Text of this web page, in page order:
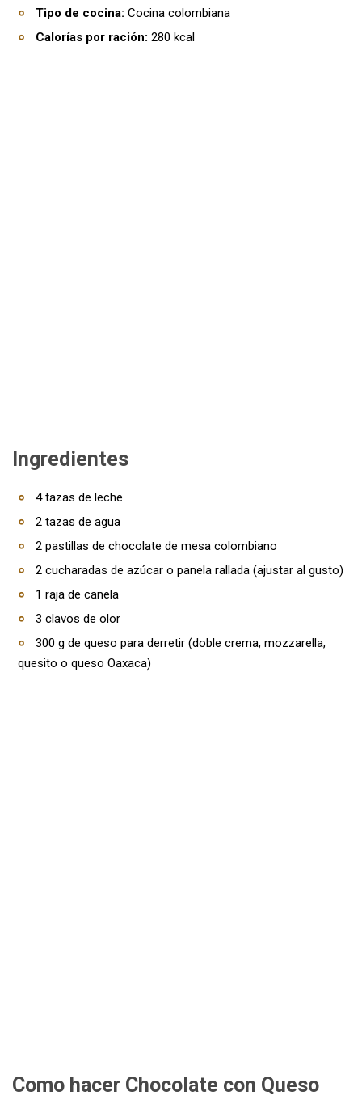
Tipo de cocina: Cocina colombiana
Calorías por ración: 280 kcal
Ingredientes
4 tazas de leche
2 tazas de agua
2 pastillas de chocolate de mesa colombiano
2 cucharadas de azúcar o panela rallada (ajustar al gusto)
1 raja de canela
3 clavos de olor
300 g de queso para derretir (doble crema, mozzarella,
quesito o queso Oaxaca)
Como hacer Chocolate con Queso